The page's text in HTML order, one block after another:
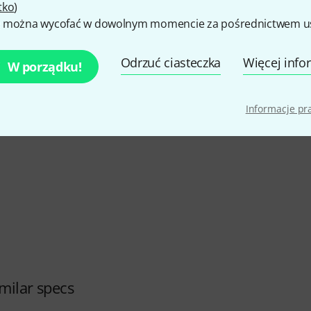
)
można wycofać w dowolnym momencie za pośrednictwem
W porządku! Odrzuć ciasteczka Więcej
Informacje
5/ 5
specs